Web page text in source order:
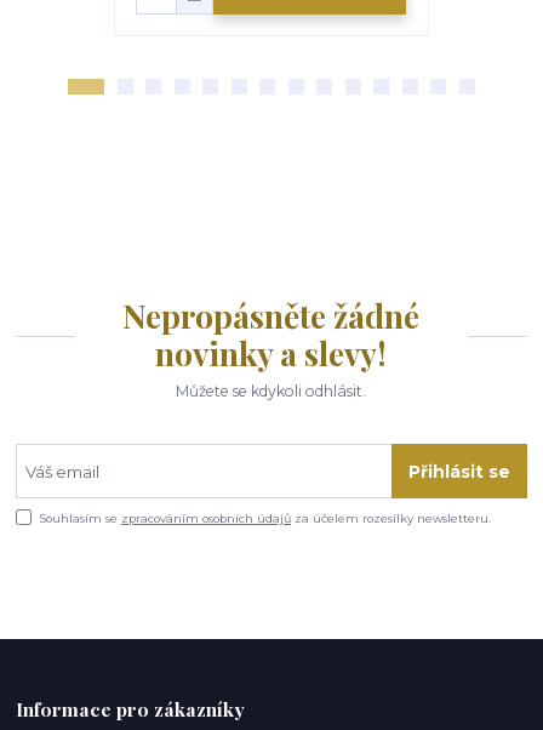
Nepropásněte žádné
novinky a slevy!
Můžete se kdykoli odhlásit.
Přihlásit se
Souhlasím se zpracováním osobních údajů za účelem rozesílky newsletteru.
Informace pro zákazníky